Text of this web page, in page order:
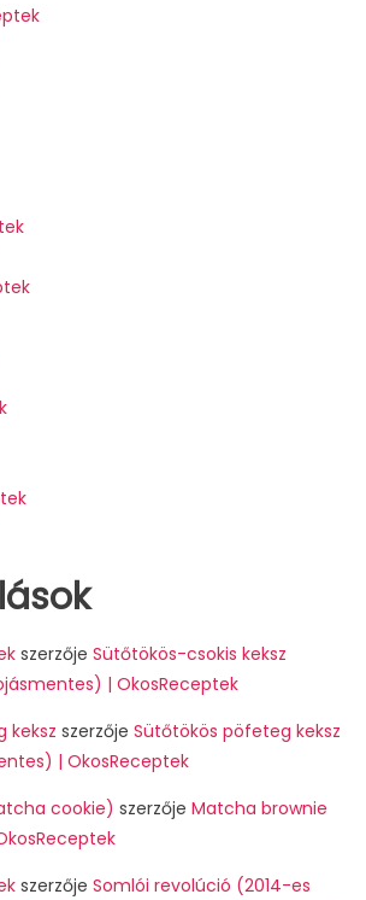
szerzője Sütőtökös-csokis keksz
| OkosReceptek
keksz szerzője Sütőtökös pöfeteg keksz
| OkosReceptek
cookie) szerzője Matcha brownie
szerzője Somlói revolúció (2014-es